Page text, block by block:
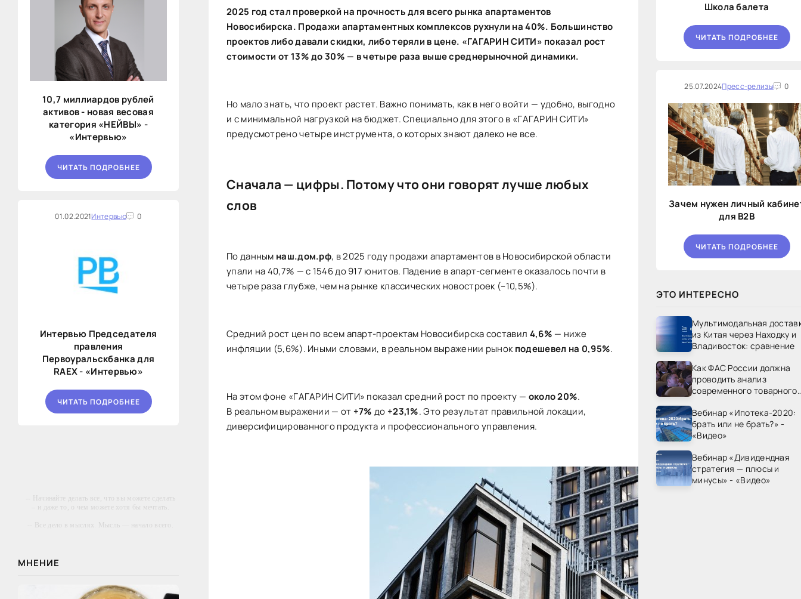
10,7 миллиардов рублей
активов - новая весовая
категория «НЕЙВЫ» -
«Интервью»
ЧИТАТЬ ПОДРОБНЕЕ
01.02.2021Интервью 0
Интервью Председателя
правления
Первоуральскбанка для
RAEX - «Интервью»
ЧИТАТЬ ПОДРОБНЕЕ
-- Начинайте делать все, что вы можете сделать
– и даже то, о чем можете хотя бы мечтать.
-- Все дело в мыслях. Мысль — начало всего.
придумали.
МНЕНИЕ
2025 год стал проверкой на прочность для всего рынка апартаментов
Новосибирска. Продажи апартаментных комплексов рухнули на 40%. Большинство
проектов либо давали скидки, либо теряли в цене. «ГАГАРИН СИТИ» показал рост
стоимости от 13% до 30% — в четыре раза выше среднерыночной динамики.
Но мало знать, что проект растет. Важно понимать, как в него войти — удобно, выгодно
и с минимальной нагрузкой на бюджет. Специально для этого в «ГАГАРИН СИТИ»
предусмотрено четыре инструмента, о которых знают далеко не все.
Сначала — цифры. Потому что они говорят лучше любых
слов
По данным наш.дом.рф, в 2025 году продажи апартаментов в Новосибирской области
упали на 40,7% — с 1546 до 917 юнитов. Падение в апарт-сегменте оказалось почти в
четыре раза глубже, чем на рынке классических новостроек (–10,5%).
Средний рост цен по всем апарт-проектам Новосибирска составил 4,6% — ниже
инфляции (5,6%). Иными словами, в реальном выражении рынокподешевел на 0,95%.
На этом фоне «ГАГАРИН СИТИ» показал средний рост по проекту — около 20%.
В реальном выражении — от +7% до +23,1%. Это результат правильной локации,
диверсифицированного продукта и профессионального управления.
Школа балета
ЧИТАТЬ ПОДРОБНЕЕ
25.07.2024Пресс-релизы 0
Зачем нужен личный
для B2B
ЧИТАТЬ ПОДРОБНЕЕ
ЭТО ИНТЕРЕСНО
Мультимодальная
из Китая через Находку и
Владивосток: сравнение
Как ФАС России должна
проводить анализ
современного товарного
России»
Вебинар «Ипотека-2020:
брать или не брать?» -
«Видео»
Вебинар «Дивидендная
стратегия — плюсы и
минусы» - «Видео»